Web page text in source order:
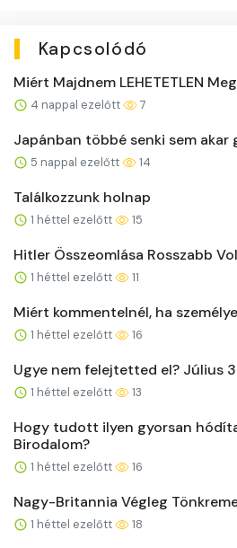
Kapcsolódó
Miért Majdnem LEHETETLEN
4 nappal ezelőtt 7
Japánban többé senki sem akar
5 nappal ezelőtt 14
Találkozzunk holnap
1 héttel ezelőtt 15
Hitler Összeomlása Rosszabb
1 héttel ezelőtt 11
Miért kommentelnél, ha
1 héttel ezelőtt 16
Ugye nem felejtetted el? Július
1 héttel ezelőtt 13
Hogy tudott ilyen gyorsan
Birodalom?
1 héttel ezelőtt 16
Nagy-Britannia Végleg
1 héttel ezelőtt 18